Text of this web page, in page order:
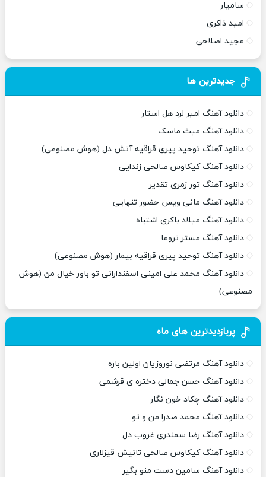
سامیار
امید ذاکری
مجید اصلاحی
جدیدترین ها
دانلود آهنگ امیر لرد هل استار
دانلود آهنگ میث ماسک
دانلود آهنگ توحید پیری قراقیه آتش دل (هوش مصنوعی)
دانلود آهنگ کیکاوس صالحی زندایی
دانلود آهنگ تور زمری تقدیر
دانلود آهنگ مانی ویس حضور تنهایی
دانلود آهنگ میلاد باکری اشتباه
دانلود آهنگ مستر تروما
دانلود آهنگ توحید پیری قراقیه بیمار (هوش مصنوعی)
دانلود آهنگ محمد علی امینی اسفندارانی تو باور خیال من (هوش
مصنوعی)
پربازدیدترین های ماه
دانلود آهنگ مرتضی نوروزیان اولین باره
دانلود آهنگ حسن جمالی دختره ی قرشمی
دانلود آهنگ چکاد خون نگار
دانلود آهنگ محمد صدرا من و تو
دانلود آهنگ رضا سمندری غروب دل
دانلود آهنگ کیکاوس صالحی تانیش قیزلاری
دانلود آهنگ سامین دست منو بگیر